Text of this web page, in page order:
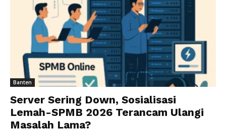
Banten
Server Sering Down, Sosialisasi
Lemah-SPMB 2026 Terancam Ulangi
Masalah Lama?